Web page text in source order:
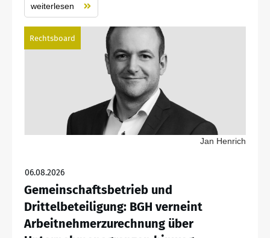
weiterlesen
Rechtsboard
Jan Henrich
06.08.2026
Gemeinschaftsbetrieb und
Drittelbeteiligung: BGH verneint
Arbeitnehmerzurechnung über